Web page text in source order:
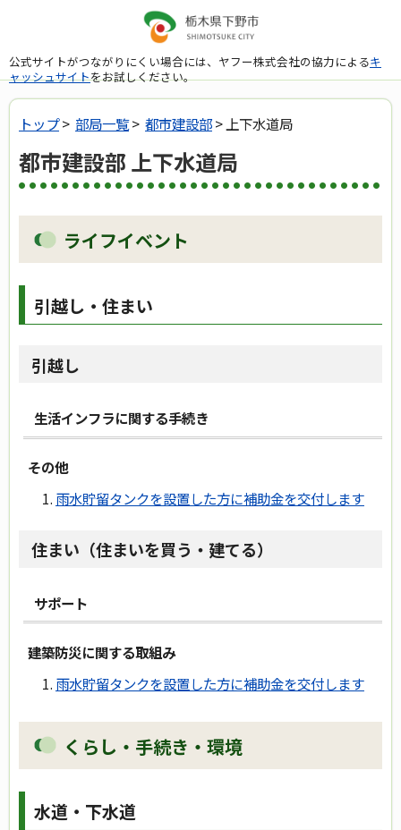
公式サイトがつながりにくい場合には、ヤフー株式会社の協力によるキ
ャッシュサイトをお試しください。
トップ> 部局一覧> 都市建設部> 上下水道局
都市建設部 上下水道局
ライフイベント
引越し・住まい
引越し
生活インフラに関する手続き
その他
雨水貯留タンクを設置した方に補助金を交付します
住まい（住まいを買う・建てる）
サポート
建築防災に関する取組み
雨水貯留タンクを設置した方に補助金を交付します
くらし・手続き・環境
水道・下水道